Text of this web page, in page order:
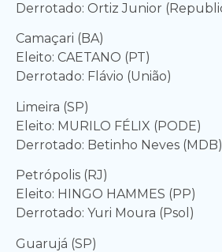
Derrotado: Ortiz Junior
Camaçari (BA)
Eleito: CAETANO (PT)
Derrotado: Flávio (União)
Limeira (SP)
Eleito: MURILO FÉLIX (PODE)
Derrotado: Betinho Neves (MDB)
Petrópolis (RJ)
Eleito: HINGO HAMMES (PP)
Derrotado: Yuri Moura (Psol)
Guarujá (SP)